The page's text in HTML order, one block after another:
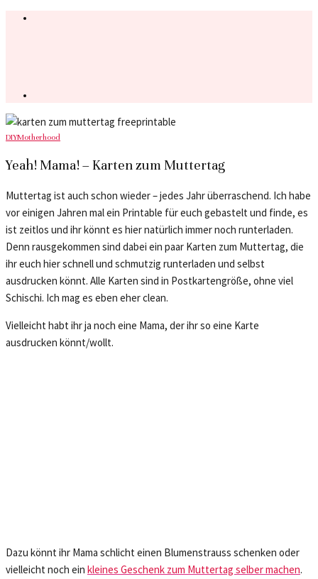
DIYMotherhood
Yeah! Mama! – Karten zum Muttertag
Muttertag ist auch schon wieder – jedes Jahr überraschend. Ich habe
vor einigen Jahren mal ein Printable für euch gebastelt und finde, es
ist zeitlos und ihr könnt es hier natürlich immer noch runterladen.
Denn rausgekommen sind dabei ein paar Karten zum Muttertag, die
ihr euch hier schnell und schmutzig runterladen und selbst
ausdrucken könnt. Alle Karten sind in Postkartengröße, ohne viel
Schischi. Ich mag es eben eher clean.
Vielleicht habt ihr ja noch eine Mama, der ihr so eine Karte
ausdrucken könnt/wollt.
Dazu könnt ihr Mama schlicht einen Blumenstrauss schenken oder
vielleicht noch ein kleines Geschenk zum Muttertag selber machen.